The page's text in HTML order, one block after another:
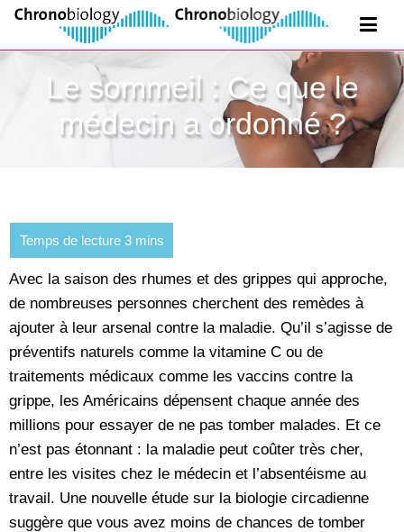
Le sommeil : Ce que le
médecin a ordonné ?
Avec la saison des rhumes et des grippes qui approche,
de nombreuses personnes cherchent des remèdes à
ajouter à leur arsenal contre la maladie. Qu’il s’agisse de
préventifs naturels comme la vitamine C ou de
traitements médicaux comme les vaccins contre la
grippe, les Américains dépensent chaque année des
millions pour essayer de ne pas tomber malades. Et ce
n’est pas étonnant : la maladie peut coûter très cher,
entre les visites chez le médecin et l’absentéisme au
travail. Une nouvelle étude sur la biologie circadienne
suggère que vous avez moins de chances de tomber